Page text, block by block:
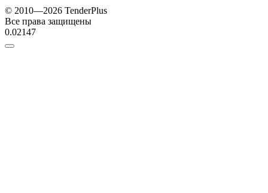
© 2010—2026 TenderPlus
Все права защищены
0.02147